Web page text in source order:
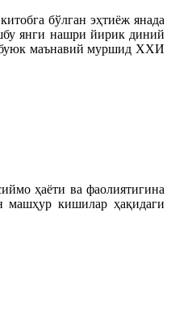
бўлган эҳтиёж янада
янги нашри йирик диний
буюк маънавий муршид ХХИ
ҳаёти ва фаолиятигина
машҳур кишилар ҳақидаги